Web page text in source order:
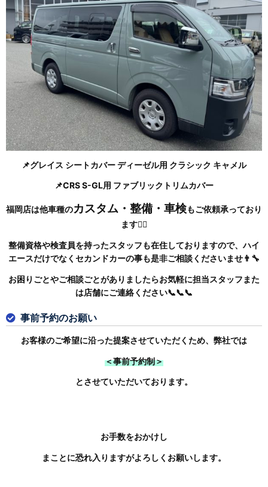
📌グレイス シートカバー ディーゼル用 クラシック キャメル
📌CRS S-GL用 ファブリックトリムカバー
福岡店は他車種のカスタム・整備・車検もご依頼承っており
ます🙆‍♂️
整備資格や検査員を持ったスタッフも在住しておりますので、ハイ
エースだけでなくセカンドカーの事も是非ご相談くださいませ👨‍🔧
お困りごとやご相談ごとがありましたらお気軽に担当スタッフまた
は店舗にご連絡ください📞📞📞
事前予約のお願い
お客様のご希望に沿った提案させていただくため、弊社では
＜事前予約制＞
とさせていただいております。
お手数をおかけし
まことに恐れ入りますがよろしくお願いします。